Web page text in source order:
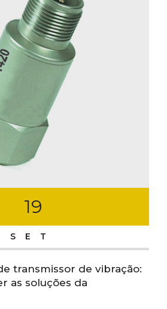
19
SET
transmissor de vibração:
as soluções da